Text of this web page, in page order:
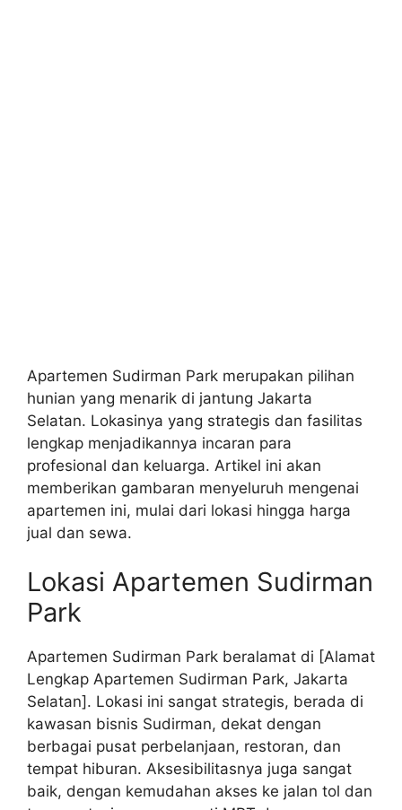
Apartemen Sudirman Park merupakan pilihan
hunian yang menarik di jantung Jakarta
Selatan. Lokasinya yang strategis dan fasilitas
lengkap menjadikannya incaran para
profesional dan keluarga. Artikel ini akan
memberikan gambaran menyeluruh mengenai
apartemen ini, mulai dari lokasi hingga harga
jual dan sewa.
Lokasi Apartemen Sudirman
Park
Apartemen Sudirman Park beralamat di [Alamat
Lengkap Apartemen Sudirman Park, Jakarta
Selatan]. Lokasi ini sangat strategis, berada di
kawasan bisnis Sudirman, dekat dengan
berbagai pusat perbelanjaan, restoran, dan
tempat hiburan. Aksesibilitasnya juga sangat
baik, dengan kemudahan akses ke jalan tol dan